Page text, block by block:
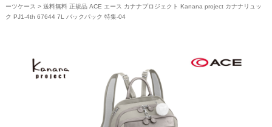
ーツケース > 送料無料 正規品 ACE エース カナナプロジェクト Kanana project カナナリュッ
ク PJ1-4th 67644 7L バックパック 特集-04